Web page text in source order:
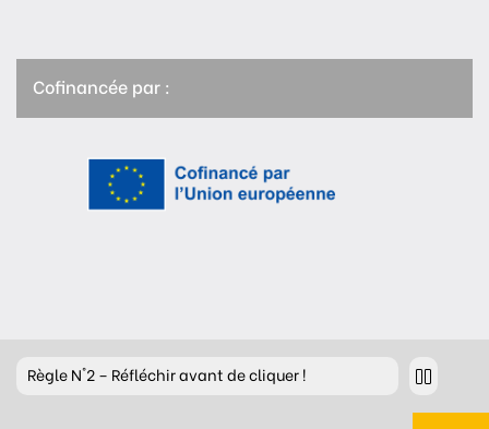
Cofinancée par :
RègleN°2 – Réfléchir avant de cliquer !